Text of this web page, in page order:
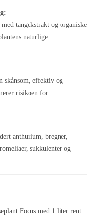
tangekstrakt og organiske
naturlige
skånsom, effektiv og
risikoen for
anthurium, bregner,
sukkulenter og
Focus med 1 liter rent